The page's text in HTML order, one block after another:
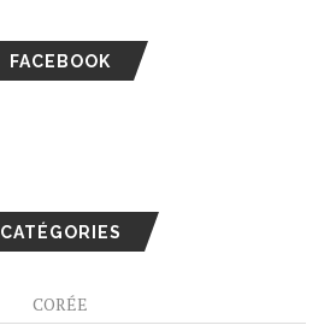
FACEBOOK
CATÉGORIES
CORÉE